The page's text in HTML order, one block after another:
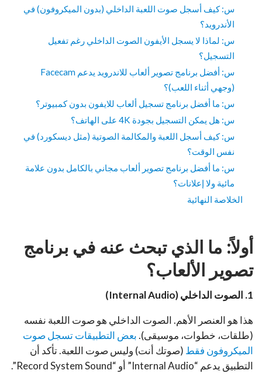
س: كيف أسجل صوت اللعبة الداخلي (بدون الميكروفون) في
الأندرويد؟
س: لماذا لا يسجل الأيفون الصوت الداخلي رغم تفعيل
التسجيل؟
س: أفضل برنامج تصوير ألعاب للاندرويد يدعم Facecam
(وجهي أثناء اللعب)؟
س: ما أفضل برنامج تسجيل ألعاب للايفون بدون كمبيوتر؟
س: هل يمكن التسجيل بجودة 4K على الهاتف؟
س: كيف أسجل اللعبة والمكالمة الصوتية (مثل ديسكورد) في
نفس الوقت؟
س: ما أفضل برنامج تصوير ألعاب مجاني بالكامل بدون علامة
مائية ولا إعلانات؟
الخلاصة النهائية
أولاً: ما الذي تبحث عنه في برنامج
تصوير الألعاب؟
1. الصوت الداخلي (Internal Audio)
هذا هو العنصر الأهم. الصوت الداخلي هو صوت اللعبة نفسه
(طلقات، خطوات، موسيقى).بعض التطبيقات تسجل صوت
الميكروفون فقط (صوتك أنت) وليس صوت اللعبة. تأكد أن
التطبيق يدعم “Internal Audio” أو “Record System Sound”.